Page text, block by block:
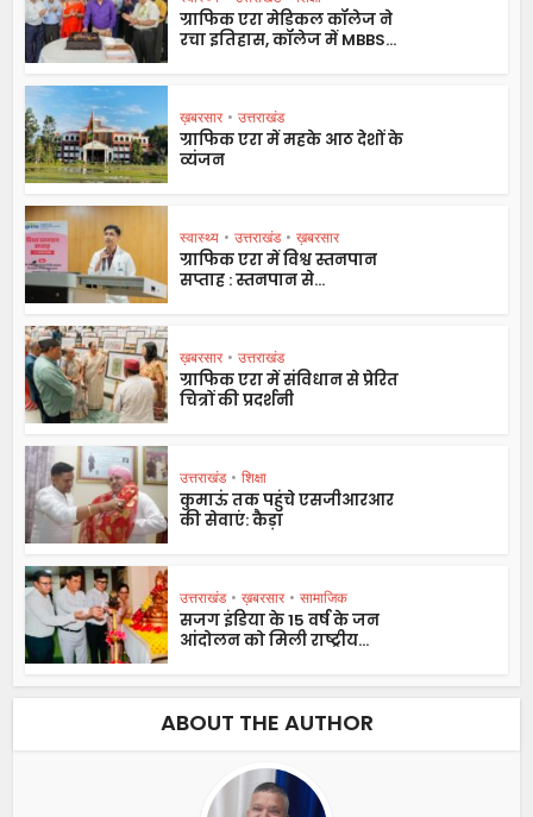
ग्राफिक एरा मेडिकल कॉलेज ने
रचा इतिहास, कॉलेज में MBBS...
ख़बरसार • उत्तराखंड
ग्राफिक एरा में महके आठ देशों के
व्यंजन
स्वास्थ्य • उत्तराखंड • ख़बरसार
ग्राफिक एरा में विश्व स्तनपान
सप्ताह : स्तनपान से...
ख़बरसार • उत्तराखंड
ग्राफिक एरा में संविधान से प्रेरित
चित्रों की प्रदर्शनी
उत्तराखंड • शिक्षा
कुमाऊं तक पहुंचे एसजीआरआर
की सेवाएं: कैड़ा
उत्तराखंड • ख़बरसार • सामाजिक
सजग इंडिया के 15 वर्ष के जन
आंदोलन को मिली राष्ट्रीय...
ABOUT THE AUTHOR